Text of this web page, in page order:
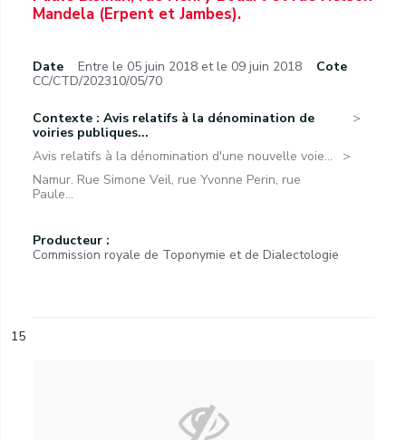
Mandela (Erpent et Jambes).
Date Entre le 05 juin 2018 et le 09 juin 2018
Cote
CC/CTD/202310/05/70
Contexte : Avis relatifs à la dénomination de
voiries publiques...
Avis relatifs à la dénomination d'une nouvelle voie...
Namur. Rue Simone Veil, rue Yvonne Perin, rue
Paule...
Producteur :
Commission royale de Toponymie et de Dialectologie
15